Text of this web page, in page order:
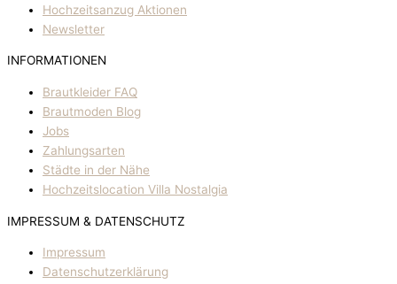
Hochzeitsanzug Aktionen
Newsletter
INFORMATIONEN
Brautkleider FAQ
Brautmoden Blog
Jobs
Zahlungsarten
Städte in der Nähe
Hochzeitslocation Villa Nostalgia
IMPRESSUM & DATENSCHUTZ
Impressum
Datenschutzerklärung